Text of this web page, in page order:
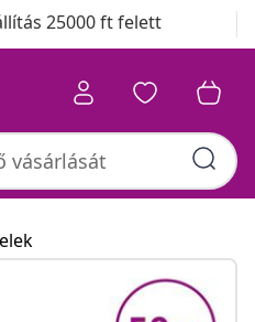
25000 ft felett